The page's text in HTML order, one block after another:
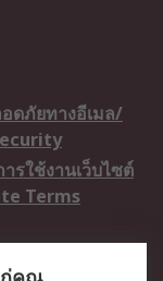
ดภัยทางอีเมล/
ารใช้งานเว็บไซต์
Terms